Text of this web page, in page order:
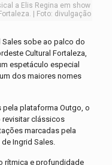
a Elis Regina em show
| Foto: divulgação
sobe ao palco do
Cultural Fortaleza,
espetáculo especial
dos maiores nomes
plataforma Outgo, o
clássicos
marcadas pela
Ingrid Sales.
rítmica e profundidade